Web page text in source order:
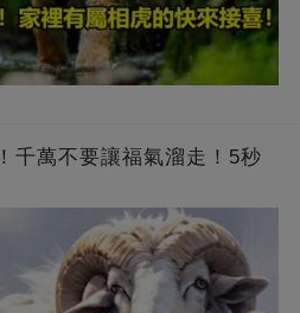
千萬不要讓福氣溜走！5秒